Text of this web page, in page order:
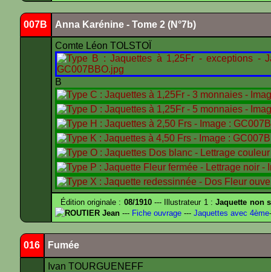
007B Anna Karénine - Tome 2 (N°7b)
Comte Léon TOLSTOÏ
B
Édition originale : 08/1910--- Illustrateur 1 :Jaquette non
ROUTIER Jean --- Fiche ouvrage --- Jaquettes avec 4ème
016 Fumée
Ivan TOURGUENEFF